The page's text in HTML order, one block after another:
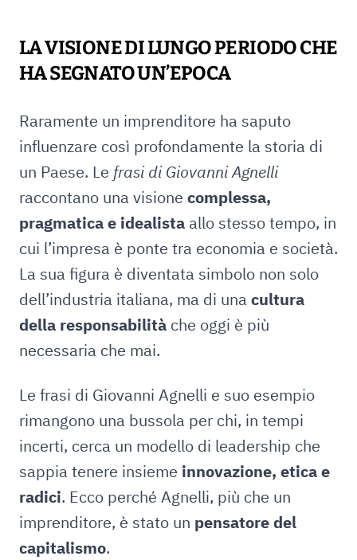
LA VISIONE DI LUNGO PERIODO CHE
HA SEGNATO UN’EPOCA
Raramente un imprenditore ha saputo
influenzare così profondamente la storia di
un Paese. Le frasi di Giovanni Agnelli
raccontano una visione complessa,
pragmatica e idealista allo stesso tempo, in
cui l’impresa è ponte tra economia e società.
La sua figura è diventata simbolo non solo
dell’industria italiana, ma di una cultura
della responsabilità che oggi è più
necessaria che mai.
Le frasi di Giovanni Agnelli e suo esempio
rimangono una bussola per chi, in tempi
incerti, cerca un modello di leadership che
sappia tenere insieme innovazione, etica e
radici. Ecco perché Agnelli, più che un
imprenditore, è stato un pensatore del
capitalismo.